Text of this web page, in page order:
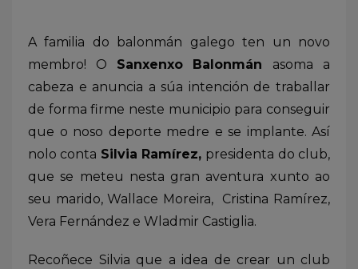
A familia do balonmán galego ten un novo
membro! O Sanxenxo Balonmán asoma a
cabeza e anuncia a súa intención de traballar
de forma firme neste municipio para conseguir
que o noso deporte medre e se implante. Así
nolo conta Silvia Ramírez, presidenta do club,
que se meteu nesta gran aventura xunto ao
seu marido, Wallace Moreira, Cristina Ramírez,
Vera Fernández e Wladmir Castiglia.
Recoñece Silvia que a idea de crear un club